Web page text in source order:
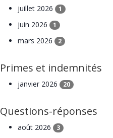
juillet 2026 1
juin 2026 1
mars 2026 2
Primes et indemnités
janvier 2026 20
Questions-réponses
août 2026 3